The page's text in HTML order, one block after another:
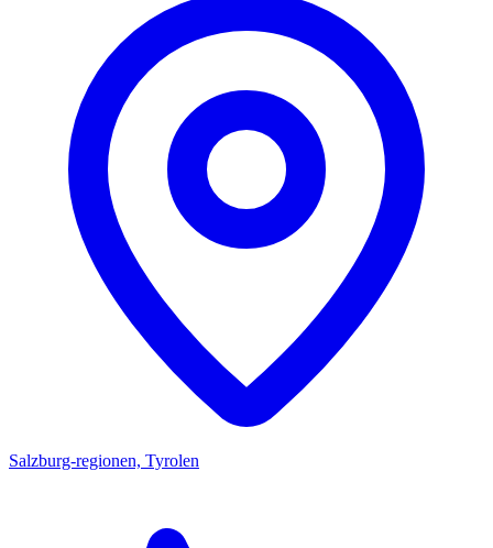
Salzburg-regionen, Tyrolen